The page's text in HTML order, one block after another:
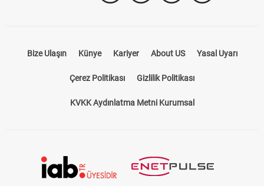
Bize Ulaşın Künye Kariyer About US Yasal Uyarı
Çerez Politikası Gizlilik Politikası
KVKK Aydınlatma Metni Kurumsal